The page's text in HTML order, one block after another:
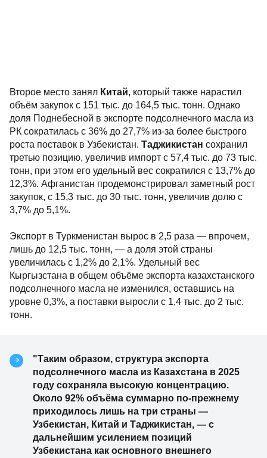
Второе место занял Китай, который также нарастил
объём закупок с 151 тыс. до 164,5 тыс. тонн. Однако
доля Поднебесной в экспорте подсолнечного масла из
РК сократилась с 36% до 27,7% из-за более быстрого
роста поставок в Узбекистан. Таджикистан сохранил
третью позицию, увеличив импорт с 57,4 тыс. до 73 тыс.
тонн, при этом его удельный вес сократился с 13,7% до
12,3%. Афганистан продемонстрировал заметный рост
закупок, с 15,3 тыс. до 30 тыс. тонн, увеличив долю с
3,7% до 5,1%.
Экспорт в Туркменистан вырос в 2,5 раза — впрочем,
лишь до 12,5 тыс. тонн, — а доля этой страны
увеличилась с 1,2% до 2,1%. Удельный вес
Кыргызстана в общем объёме экспорта казахстанского
подсолнечного масла не изменился, оставшись на
уровне 0,3%, а поставки выросли с 1,4 тыс. до 2 тыс.
тонн.
"Таким образом, структура экспорта
подсолнечного масла из Казахстана в 2025
году сохраняла высокую концентрацию.
Около 92% объёма суммарно по-прежнему
приходилось лишь на три страны —
Узбекистан, Китай и Таджикистан, — с
дальнейшим усилением позиций
Узбекистана как основного внешнего